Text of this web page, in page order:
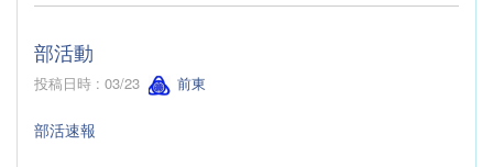
部活動
投稿日時 : 03/23 前東
部活速報